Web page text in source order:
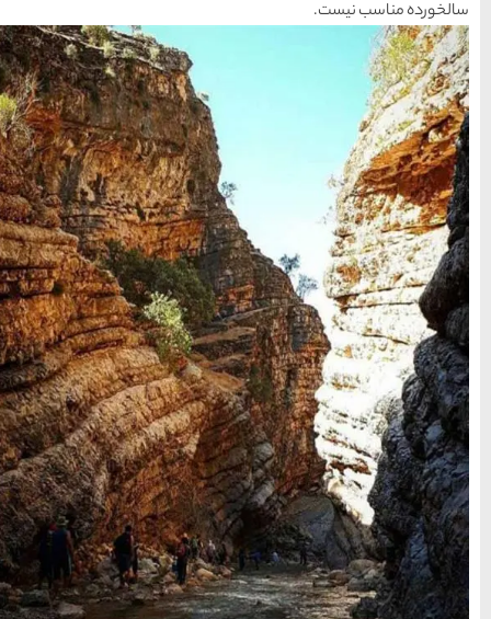
1402-02-14
معرفی بکرترین
سواحل دیدنی بوشهر
1402-11-24
خلیج عربی یا خلیج
فارس؟
1402-12-20
قوم کرمانج و کردهای
خراسان
1402-09-22
سرزمین موج های آبی
مشهد
شهر چادگان اصفهان